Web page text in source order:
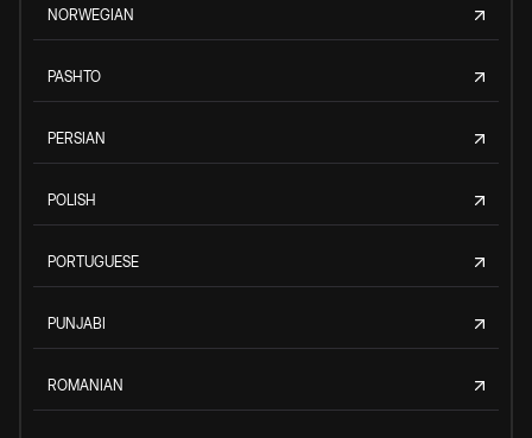
NORWEGIAN
PASHTO
PERSIAN
POLISH
PORTUGUESE
PUNJABI
ROMANIAN